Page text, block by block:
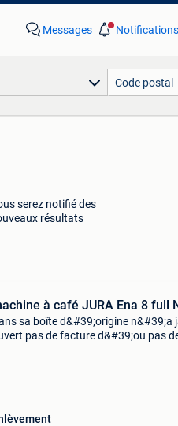
Messages Notifications
serez notifié des
résultats
à café JURA Ena 8 full
sa boîte d&#39;origine n&#39;a
pas de facture d&#39;ou pas